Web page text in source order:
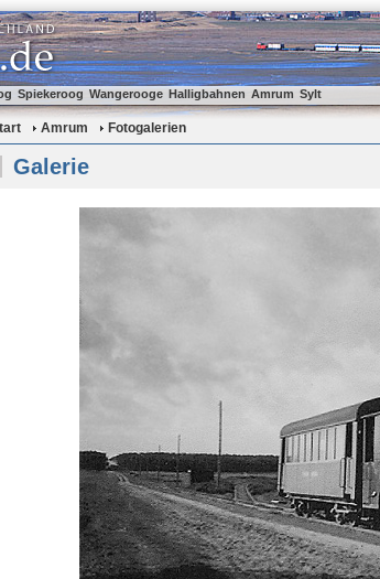
Spiekeroog Wangerooge Halligbahnen Amrum Sylt
Amrum Fotogalerien
Galerie